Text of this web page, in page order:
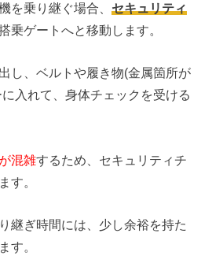
を乗り継ぐ場合、セキュリティ
乗ゲートへと移動します。
し、ベルトや履き物(金属箇所が
入れて、身体チェックを受ける
混雑するため、セキュリティチ
す。
継ぎ時間には、少し余裕を持た
す。